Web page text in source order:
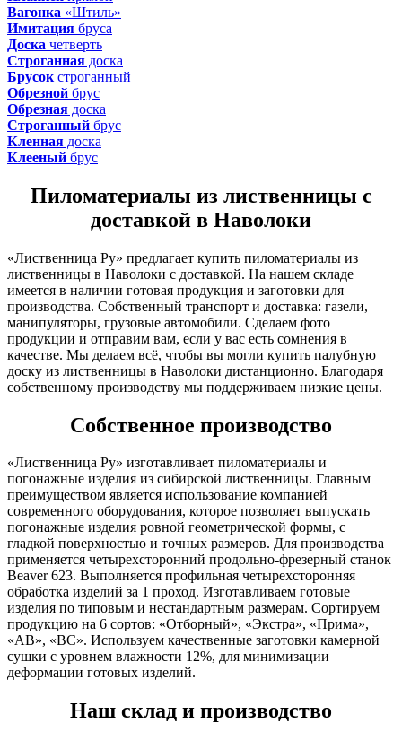
Вагонка «Штиль»
Имитация бруса
Доска четверть
Строганная доска
Брусок строганный
Обрезной брус
Обрезная доска
Строганный брус
Кленная доска
Клееный брус
Пиломатериалы из лиственницы с
доставкой в Наволоки
«Лиственница Ру» предлагает купить пиломатериалы из
лиственницы в Наволоки с доставкой. На нашем складе
имеется в наличии готовая продукция и заготовки для
производства. Собственный транспорт и доставка: газели,
манипуляторы, грузовые автомобили. Сделаем фото
продукции и отправим вам, если у вас есть сомнения в
качестве. Мы делаем всё, чтобы вы могли купить палубную
доску из лиственницы в Наволоки дистанционно. Благодаря
собственному производству мы поддерживаем низкие цены.
Собственное производство
«Лиственница Ру» изготавливает пиломатериалы и
погонажные изделия из сибирской лиственницы. Главным
преимуществом является использование компанией
современного оборудования, которое позволяет выпускать
погонажные изделия ровной геометрической формы, с
гладкой поверхностью и точных размеров. Для производства
применяется четырехсторонний продольно-фрезерный станок
Beaver 623. Выполняется профильная четырехсторонняя
обработка изделий за 1 проход. Изготавливаем готовые
изделия по типовым и нестандартным размерам. Сортируем
продукцию на 6 сортов: «Отборный», «Экстра», «Прима»,
«АВ», «ВС». Используем качественные заготовки камерной
сушки с уровнем влажности 12%, для минимизации
деформации готовых изделий.
Наш склад и производство